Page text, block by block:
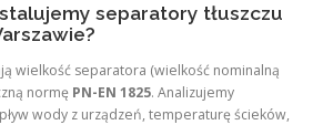
separatory tłuszczu
wielkość separatora (wielkość nominalną
normę PN-EN 1825. Analizujemy
wody z urządzeń, temperaturę ścieków,